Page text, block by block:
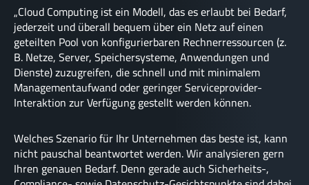
„Cloud Computing ist ein Modell, das es erlaubt bei Bedarf,
jederzeit und überall bequem über ein Netz auf einen
geteilten Pool von konfigurierbaren Rechnerressourcen (z.
B. Netze, Server, Speichersysteme, Anwendungen und
Dienste) zuzugreifen, die schnell und mit minimalem
Managementaufwand oder geringer Serviceprovider-
Interaktion zur Verfügung gestellt werden können.
Welches Szenario für Ihr Unternehmen das beste ist, kann
nicht pauschal beantwortet werden. Wir analysieren gern
Ihren genauen Bedarf. Denn gerade auch Sicherheits-,